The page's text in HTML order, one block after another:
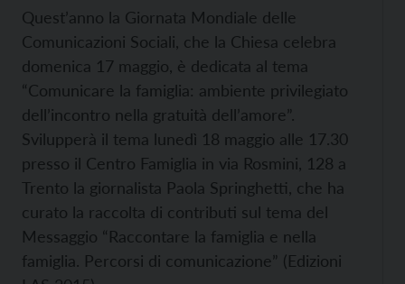
Quest’anno la Giornata Mondiale delle
Comunicazioni Sociali, che la Chiesa celebra
domenica 17 maggio, è dedicata al tema
“Comunicare la famiglia: ambiente privilegiato
dell’incontro nella gratuità dell’amore”.
Svilupperà il tema lunedì 18 maggio alle 17.30
presso il Centro Famiglia in via Rosmini, 128 a
Trento la giornalista Paola Springhetti, che ha
curato la raccolta di contributi sul tema del
Messaggio “Raccontare la famiglia e nella
famiglia. Percorsi di comunicazione” (Edizioni